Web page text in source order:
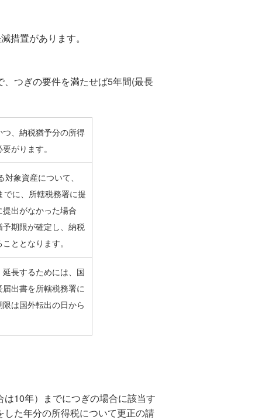
措置があります。
、つぎの要件を満たせば5年間(最長
、納税猶予分の所得
がります。
象資産について、
に、所轄税務署に提
出がなかった場合
期限が確定し、納税
ととなります。
長するためには、国
出書を所轄税務署に
は国外転出の日から
10年）までにつぎの場合に該当す
た年分の所得税について更正の請